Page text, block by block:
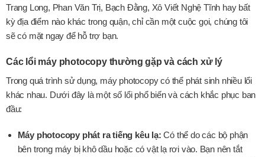
Trang Long, Phan Văn Trị, Bạch Đằng, Xô Viết Nghệ Tĩnh hay bất
kỳ địa điểm nào khác trong quận, chỉ cần một cuộc gọi, chúng tôi
sẽ có mặt ngay để hỗ trợ bạn.
Các lổi máy photocopy thường gặp và cách xử lý
Trong quá trình sử dụng, máy photocopy có thể phát sinh nhiều lổi
khác nhau. Dưới đây là một số lổi phổ biến và cách khắc phục ban
đầu:
Máy photocopy phát ra tiếng kêu lạ: Có thể do các bộ phận
bên trong máy bị khô dầu hoặc có vật lạ rơi vào. Bạn nên tắt